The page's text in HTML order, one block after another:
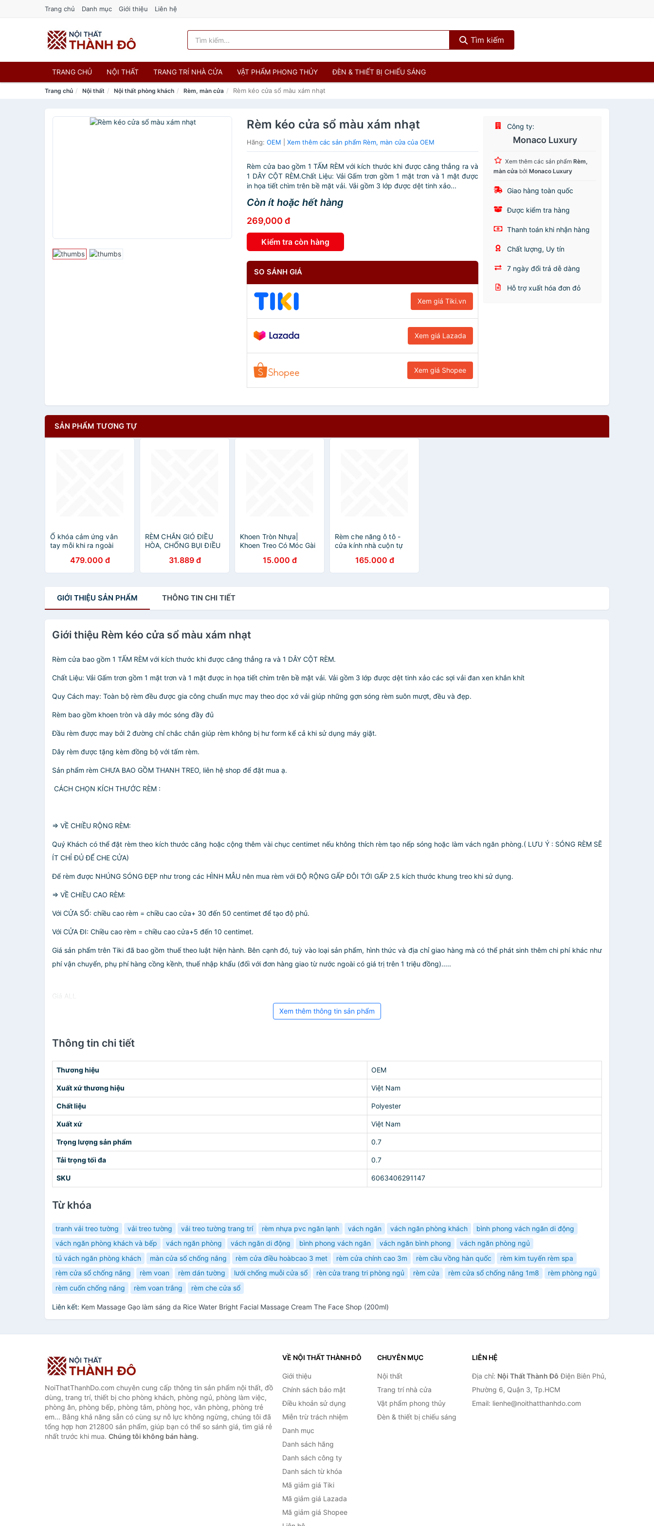
Trang chủ Danh mục Giới thiệu Liên hệ
Tìm kiếm
TRANG CHỦ NỘI THẤT TRANG TRÍ NHÀ CỬA VẬT PHẨM PHONG THỦY ĐÈN & THIẾT BỊ CHIẾU SÁNG
Trang chủ Nội thất Nội thất phòng khách Rèm, màn cửa Rèm kéo cửa sổ màu xám nhạt
Rèm kéo cửa sổ màu xám nhạt
Hãng:OEM |Xem thêm các sản phẩm Rèm, màn cửa của OEM
Rèm cửa bao gồm 1 TẤM RÈM với kích thước khi được căng thẳng ra và
1 DÂY CỘT RÈM.Chất Liệu: Vải Gấm trơn gồm 1 mặt trơn và 1 mặt được
in họa tiết chìm trên bề mặt vải. Vải gồm 3 lớp được dệt tinh xảo...
Còn ít hoặc hết hàng
269,000 đ
Kiểm tra còn hàng
SO SÁNH GIÁ
Xem giá Tiki.vn
Xem giá Lazada
Xem giá Shopee
Công ty:
Monaco Luxury
Xem thêm các sản phẩmRèm,
màn cửa bởiMonaco Luxury
Giao hàng toàn quốc
Được kiểm tra hàng
Thanh toán khi nhận hàng
Chất lượng, Uy tín
7 ngày đổi trả dễ dàng
Hỗ trợ xuất hóa đơn đỏ
SẢN PHẨM TƯƠNG TỰ
Ổ khóa cảm ứng vân
tay mỗi khi ra ngoài
479.000 đ
RÈM CHẮN GIÓ ĐIỀU
HÒA, CHỐNG BỤI ĐIỀU
31.889 đ
Khoen Tròn Nhựa|
Khoen Treo Có Móc Gài
Móc Rèm, Khoen Treo
Vòng Handmade, Treo
15.000 đ
Rèm che năng ô tô -
cửa kính nhà cuộn tự
tốt kích thước
58x125cm hàng chất
165.000 đ
GIỚI THIỆU SẢN PHẨM THÔNG TIN CHI TIẾT
Giới thiệu Rèm kéo cửa sổ màu xám nhạt
Rèm cửa bao gồm 1 TẤM RÈM với kích thước khi được căng thẳng ra và 1 DÂY CỘT RÈM.
Chất Liệu: Vải Gấm trơn gồm 1 mặt trơn và 1 mặt được in họa tiết chìm trên bề mặt vải. Vải gồm 3 lớp được dệt tinh xảo các sợi vải đan xen khắn khít
Quy Cách may: Toàn bộ rèm đều được gia công chuẩn mực may theo dọc xớ vải giúp những gợn sóng rèm suôn mượt, đều và đẹp.
Rèm bao gồm khoen tròn và dây móc sóng đầy đủ
Đầu rèm được may bởi 2 đường chỉ chắc chắn giúp rèm không bị hư form kể cả khi sử dụng máy giặt.
Dây rèm được tặng kèm đồng bộ với tấm rèm.
Sản phẩm rèm CHƯA BAO GỒM THANH TREO, liên hệ shop để đặt mua ạ.
CÁCH CHỌN KÍCH THƯỚC RÈM :
=> VỀ CHIỀU RỘNG RÈM:
Quý Khách có thể đặt rèm theo kích thước căng hoặc cộng thêm vài chục centimet nếu không thích rèm tạo nếp sóng hoặc làm vách ngăn phòng.( LƯU Ý : SÓNG RÈM SẼ
ÍT CHỈ ĐỦ ĐỂ CHE CỬA)
Để rèm được NHÚNG SÓNG ĐẸP như trong các HÌNH MẪU nên mua rèm với ĐỘ RỘNG GẤP ĐÔI TỚI GẤP 2.5 kích thước khung treo khi sử dụng.
=> VỀ CHIỀU CAO RÈM:
Với CỬA SỔ: chiều cao rèm = chiều cao cửa+ 30 đến 50 centimet để tạo độ phủ.
Với CỬA ĐI: Chiều cao rèm = chiều cao cửa+5 đến 10 centimet.
Giá sản phẩm trên Tiki đã bao gồm thuế theo luật hiện hành. Bên cạnh đó, tuỳ vào loại sản phẩm, hình thức và địa chỉ giao hàng mà có thể phát sinh thêm chi phí khác như
phí vận chuyển, phụ phí hàng cồng kềnh, thuế nhập khẩu (đối với đơn hàng giao từ nước ngoài có giá trị trên 1 triệu đồng).....
Giá ALL
Xem thêm thông tin sản phẩm
Thông tin chi tiết
Thương hiệu OEM
Xuất xứ thương hiệu Việt Nam
Chất liệu Polyester
Xuất xứ Việt Nam
Trọng lượng sản phẩm 0.7
Tải trọng tối đa 0.7
SKU 6063406291147
Từ khóa
tranh vải treo tường vải treo tường vải treo tường trang trí rèm nhựa pvc ngăn lạnh vách ngăn vách ngăn phòng khách
bình phong vách ngăn di động
vách ngăn phòng khách và bếp
vách ngăn phòng vách ngăn di động bình phong vách ngăn vách ngăn bình phong
vách ngăn phòng ngủ
tủ vách ngăn phòng khách
màn cửa sổ chống nắng rèm cửa điều hoàbcao 3 met rèm cửa chính cao 3m rèm cầu vồng hàn quốc
rèm kim tuyến rèm spa
rèm cửa sổ chống nắng
rèm voan rèm dán tường lưới chống muỗi cửa sổ rèn cửa trang tri phòng ngủ rèm cửa rèm cửa sổ chống nắng 1m8
rèm phòng ngủ
rèm cuốn chống nắng
rèm voan trắng rèm che cửa sổ
Liên kết: Kem Massage Gạo làm sáng da Rice Water Bright Facial Massage Cream The Face Shop (200ml)
NoiThatThanhDo.com chuyên cung cấp thông tin sản phẩm nội thất, đồ
dùng, trang trí, thiết bị cho phòng khách, phòng ngủ, phòng làm việc,
phòng ăn, phòng bếp, phòng tắm, phòng học, văn phòng, phòng trẻ
em... Bằng khả năng sẵn có cùng sự nỗ lực không ngừng, chúng tôi đã
tổng hợp hơn 212800 sản phẩm, giúp bạn có thể so sánh giá, tìm giá rẻ
nhất trước khi mua. Chúng tôi không bán hàng.
VỀ NỘI THẤT THÀNH ĐÔ
Giới thiệu
Chính sách bảo mật
Điều khoản sử dụng
Miễn trừ trách nhiệm
Danh mục
Danh sách hãng
Danh sách công ty
Danh sách từ khóa
Mã giảm giá Tiki
Mã giảm giá Lazada
Mã giảm giá Shopee
CHUYÊN MỤC
Nội thất
Trang trí nhà cửa
Vật phẩm phong thủy
Đèn & thiết bị chiếu sáng
LIÊN HỆ
Địa chỉ: Nội Thất Thành Đô Điện Biên Phủ,
Phường 6, Quận 3, Tp.HCM
Email: lienhe@noithatthanhdo.com